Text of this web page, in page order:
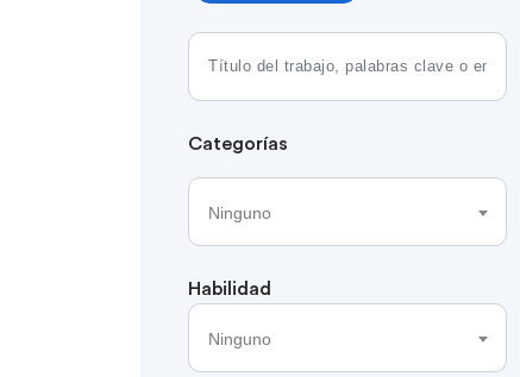
Categorías
Ninguno
Habilidad
Ninguno